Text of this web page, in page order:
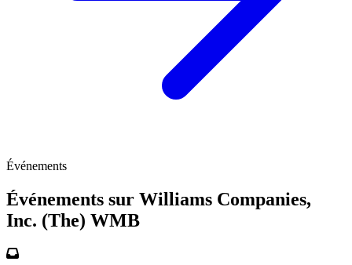
Événements
Événements sur Williams Companies,
Inc. (The) WMB